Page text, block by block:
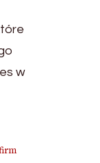
w